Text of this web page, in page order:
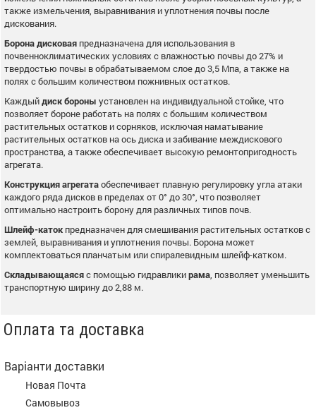
также измельчения, выравнивания и уплотнения почвы после
дискования.
Борона дисковая предназначена для использования в
почвенноклиматических условиях с влажностью почвы до 27% и
твердостью почвы в обрабатываемом слое до 3,5 Мпа, а также на
полях с большим количеством пожнивных остатков.
Каждыйдиск бороны установлен на индивидуальной стойке, что
позволяет бороне работать на полях с большим количеством
растительных остатков и сорняков, исключая наматывание
растительных остатков на ось диска и забивание междискового
пространства, а также обеспечивает высокую ремонтопригодность
агрегата.
Конструкция агрегатаобеспечивает плавную регулировку угла атаки
каждого ряда дисков в пределах от 0° до 30°, что позволяет
оптимально настроить борону для различных типов почв.
Шлейф-каток предназначен для смешивания растительных остатков с
землей, выравнивания и уплотнения почвы. Борона может
комплектоваться планчатым или спиралевидным шлейф-катком.
Складывающаясяс помощью гидравликирама , позволяет уменьшить
транспортную ширину до 2,88 м.
Оплата та доставка
Варіанти доставки
Новая Почта
Самовывоз